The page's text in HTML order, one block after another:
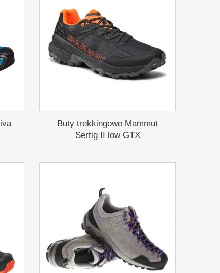
Buty trekkingowe Mammut
Sertig II low GTX